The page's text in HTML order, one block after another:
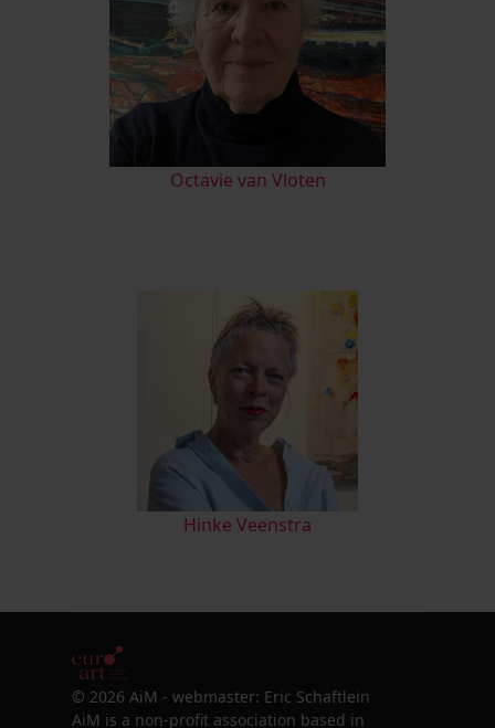
Octavie van Vloten
Hinke Veenstra
© 2026 AiM - webmaster: Eric Schaftlein
AiM is a non-profit association based in